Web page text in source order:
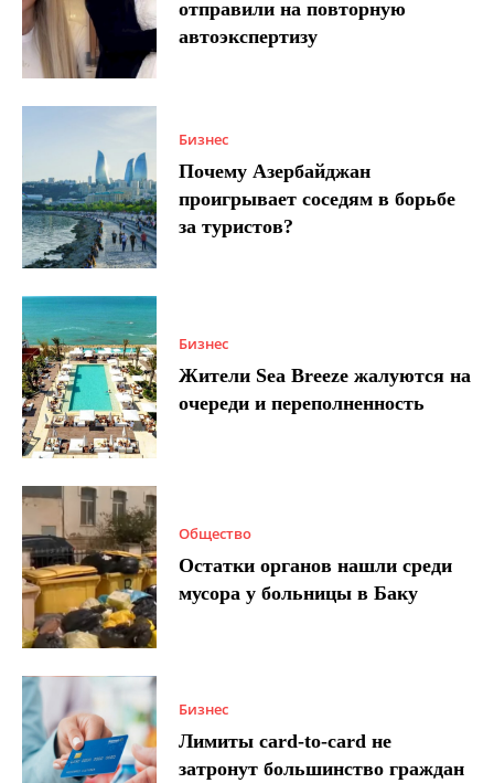
отправили на повторную
автоэкспертизу
Бизнес
Почему Азербайджан
проигрывает соседям в борьбе
за туристов?
Бизнес
Жители Sea Breeze жалуются на
очереди и переполненность
Общество
Остатки органов нашли среди
мусора у больницы в Баку
Бизнес
Лимиты card-to-card не
затронут большинство граждан